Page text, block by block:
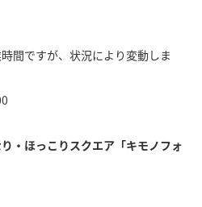
間ですが、状況により変動しま
・ほっこりスクエア「キモノフォ